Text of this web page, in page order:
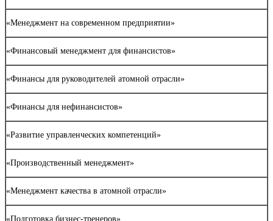
«Менеджмент на современном предприятии»
«Финансовый менеджмент для финансистов»
«Финансы для руководителей атомной отрасли»
«Финансы для нефинансистов»
«Развитие управленческих компетенций»
«Производственный менеджмент»
«Менеджмент качества в атомной отрасли»
«Подготовка бизнес-тренеров»